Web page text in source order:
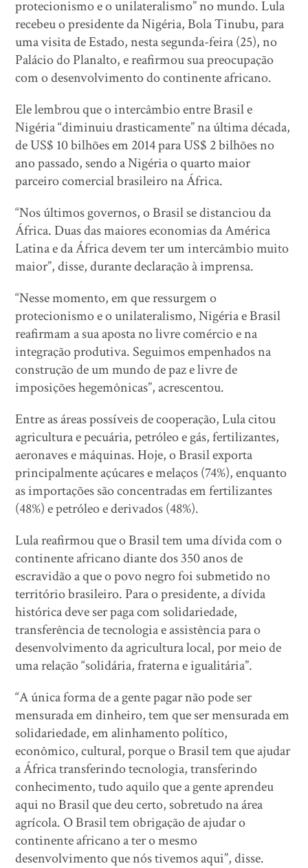
protecionismo e o unilateralismo” no mundo. Lula
recebeu o presidente da Nigéria, Bola Tinubu, para
uma visita de Estado, nesta segunda-feira (25), no
Palácio do Planalto, e reafirmou sua preocupação
com o desenvolvimento do continente africano.
Ele lembrou que o intercâmbio entre Brasil e
Nigéria “diminuiu drasticamente” na última década,
de US$ 10 bilhões em 2014 para US$ 2 bilhões no
ano passado, sendo a Nigéria o quarto maior
parceiro comercial brasileiro na África.
“Nos últimos governos, o Brasil se distanciou da
África. Duas das maiores economias da América
Latina e da África devem ter um intercâmbio muito
maior”, disse, durante declaração à imprensa.
“Nesse momento, em que ressurgem o
protecionismo e o unilateralismo, Nigéria e Brasil
reafirmam a sua aposta no livre comércio e na
integração produtiva. Seguimos empenhados na
construção de um mundo de paz e livre de
imposições hegemônicas”, acrescentou.
Entre as áreas possíveis de cooperação, Lula citou
agricultura e pecuária, petróleo e gás, fertilizantes,
aeronaves e máquinas. Hoje, o Brasil exporta
principalmente açúcares e melaços (74%), enquanto
as importações são concentradas em fertilizantes
(48%) e petróleo e derivados (48%).
Lula reafirmou que o Brasil tem uma dívida com o
continente africano diante dos 350 anos de
escravidão a que o povo negro foi submetido no
território brasileiro. Para o presidente, a dívida
histórica deve ser paga com solidariedade,
transferência de tecnologia e assistência para o
desenvolvimento da agricultura local, por meio de
uma relação “solidária, fraterna e igualitária”.
“A única forma de a gente pagar não pode ser
mensurada em dinheiro, tem que ser mensurada em
solidariedade, em alinhamento político,
econômico, cultural, porque o Brasil tem que ajudar
a África transferindo tecnologia, transferindo
conhecimento, tudo aquilo que a gente aprendeu
aqui no Brasil que deu certo, sobretudo na área
agrícola. O Brasil tem obrigação de ajudar o
continente africano a ter o mesmo
desenvolvimento que nós tivemos aqui”, disse.